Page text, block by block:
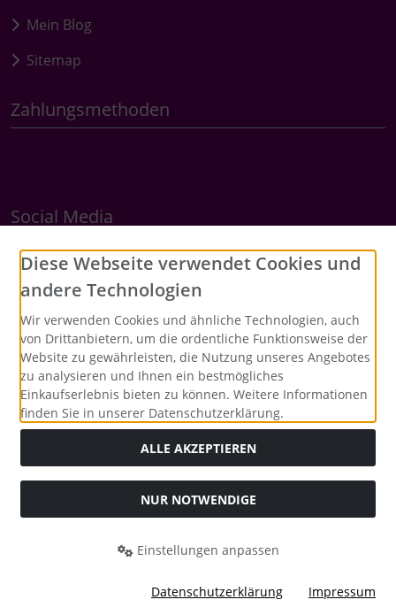
Mein Blog
Sitemap
Zahlungsmethoden
Social Media
Alle Preise inkl. gesetzl. MwSt. zzgl.Versandkosten
bei Merrys Bastelstübchen - Der kreative Shop für Bastelfans..
Merrys Bastelstübchen - Der kreative Shop für Bastelfans. ©
Diese Webseite verwendet Cookies und
andere Technologien
Wir verwenden Cookies und ähnliche Technologien, auch
von Drittanbietern, um die ordentliche Funktionsweise der
Website zu gewährleisten, die Nutzung unseres Angebotes
zu analysieren und Ihnen ein bestmögliches
Einkaufserlebnis bieten zu können. Weitere Informationen
finden Sie in unserer Datenschutzerklärung.
ALLE AKZEPTIEREN
NUR NOTWENDIGE
Einstellungen anpassen
Datenschutzerklärung Impressum